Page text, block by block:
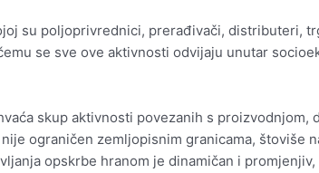
su poljoprivrednici, prerađivači, distributeri,
se sve ove aktivnosti odvijaju unutar
skup aktivnosti povezanih s
ograničen zemljopisnim granicama, štoviše
opskrbe hranom je dinamičan i